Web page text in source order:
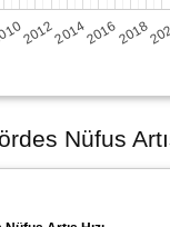
2012201420162018
Nüfus